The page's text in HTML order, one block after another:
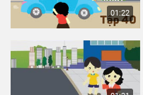
02:48
01:22